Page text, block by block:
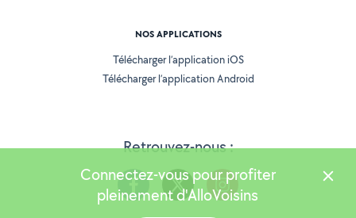
Retrouvez-nous :
NOS APPLICATIONS
Télécharger l’application iOS
Télécharger l’application Android
Connectez-vous pour profiter
pleinement d'AlloVoisins